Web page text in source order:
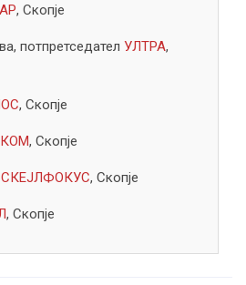
, Скопје
потпретседател УЛТРА,
, Скопје
, Скопје
СКЕЈЛФОКУС, Скопје
, Скопје